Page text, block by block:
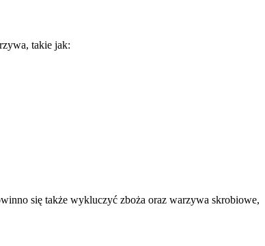
takie jak:
się także wykluczyć zboża oraz warzywa skrobiowe,